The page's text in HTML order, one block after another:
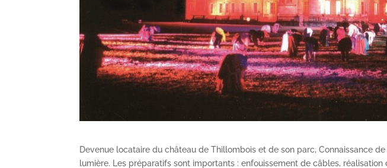
Devenue locataire du château de Thillombois et de son parc, Connaissance
lumière. Les préparatifs sont importants : enfouissement de câbles, réalisation